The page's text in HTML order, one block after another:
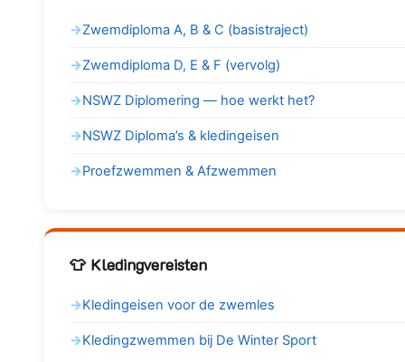
Zwemdiploma A, B & C (basistraject)
Zwemdiploma D, E & F (vervolg)
NSWZ Diplomering — hoe werkt het?
NSWZ Diploma’s & kledingeisen
Proefzwemmen & Afzwemmen
👕 Kledingvereisten
Kledingeisen voor de zwemles
Kledingzwemmen bij De Winter Sport